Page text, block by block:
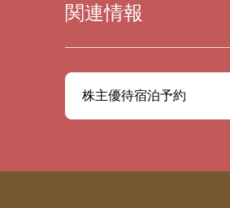
関連情報
株主優待宿泊予約